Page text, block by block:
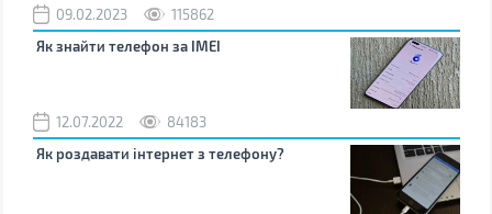
09.02.2023
115862
Як знайти телефон за IMEI
12.07.2022
84183
Як роздавати інтернет з телефону?